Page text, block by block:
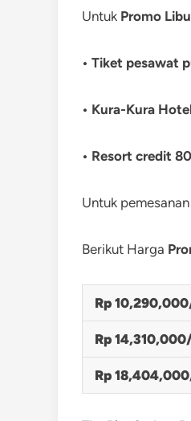
Untuk Promo
• Tiket pesawat
• Kura-Kura
• Resort credit
Untuk pemesanan
Berikut Harga
Rp
Rp
Rp